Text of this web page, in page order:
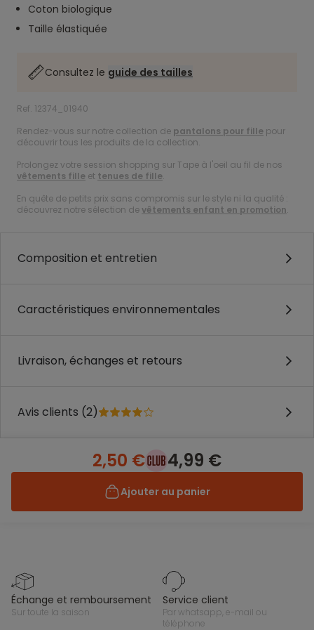
Coton biologique
Taille élastiquée
Consultez le guide des tailles
Ref. 12374_01940
Rendez-vous sur notre collection de pantalons pour fille pour
découvrir tous les produits de la collection.
Prolongez votre session shopping sur Tape à l'oeil au fil de nos
vêtements fille et tenues de fille.
En quête de petits prix sans compromis sur le style ni la qualité :
découvrez notre sélection devêtements enfant en promotion.
Composition et entretien
Caractéristiques environnementales
Livraison, échanges et retours
Avis clients (2)
2,50 € 4,99 €
Ajouter au panier
échange et remboursement
sur toute la saison
service client
par whatsapp, e-mail ou
téléphone